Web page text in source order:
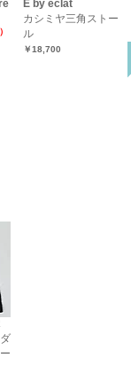
E by eclat
カシミヤ三角ストー
ル
￥18,700